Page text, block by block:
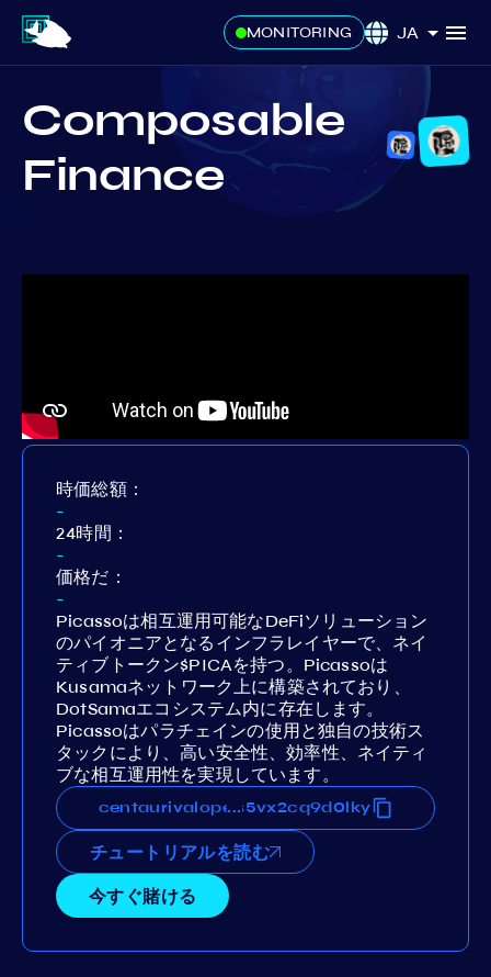
MONITORING JA
Composable
Finance
時価総額：
-
24時間：
-
価格だ：
-
Picassoは相互運用可能なDeFiソリューション
のパイオニアとなるインフラレイヤーで、ネイ
ティブトークン$PICAを持つ。Picassoは
Kusamaネットワーク上に構築されており、
DotSamaエコシステム内に存在します。
Picassoはパラチェインの使用と独自の技術ス
タックにより、高い安全性、効率性、ネイティ
ブな相互運用性を実現しています。
...
チュートリアルを読む
今すぐ賭ける